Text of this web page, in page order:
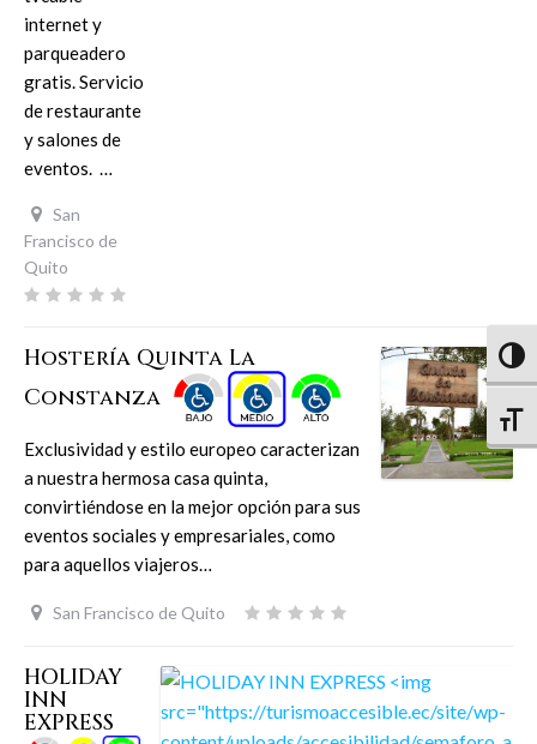
internet y
parqueadero
gratis. Servicio
de restaurante
y salones de
eventos. …
San
Francisco de
Quito
Hostería Quinta La
Constanza
Exclusividad y estilo europeo caracterizan
a nuestra hermosa casa quinta,
convirtiéndose en la mejor opción para sus
eventos sociales y empresariales, como
para aquellos viajeros…
San Francisco de Quito
HOLIDAY
INN
EXPRESS